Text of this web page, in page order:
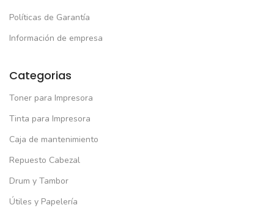
Políticas de Garantía
Información de empresa
Categorias
Toner para Impresora
Tinta para Impresora
Caja de mantenimiento
Repuesto Cabezal
Drum y Tambor
Útiles y Papelería